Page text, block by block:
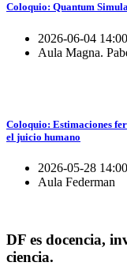
Coloquio: Quantum
2026-06-04
Aula Magna.
Coloquio: Estimaciones
el juicio humano
2026-05-28
Aula Federman
DF es docencia,
ciencia.